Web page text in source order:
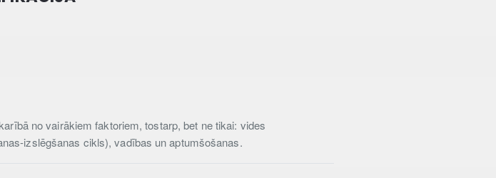
no vairākiem faktoriem, tostarp, bet ne tikai: vides
izslēgšanas cikls), vadības un aptumšošanas.